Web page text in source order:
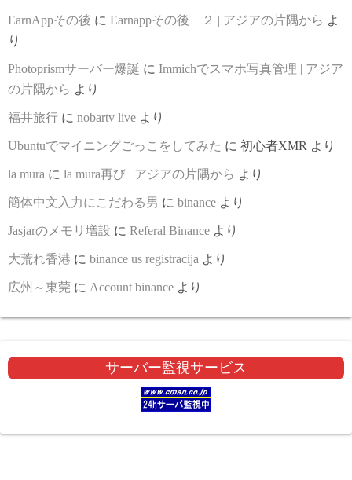
EarnAppその後 に Earnappその後 ２ | アジアの片隅から よ
り
Photoprismサーバー爆誕 に Immichでスマホ写真管理 | アジア
の片隅から より
福井旅行 に nobartv live より
Ubuntuでマイニングごっこをしてみた に 初心者XMR より
la mura に la mura再び | アジアの片隅から より
簡体中文入力にこだわる男 に binance より
Jasjarのメモリ増設 に Referal Binance より
大荒れ香港 に binance us registracija より
広州～東莞 に Account binance より
サーバー監視サービス